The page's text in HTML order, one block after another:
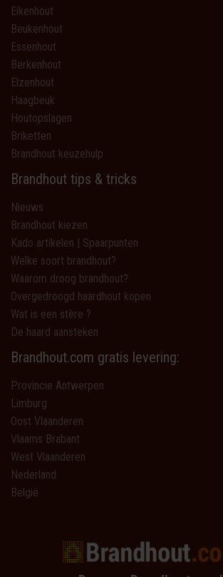
Eikenhout
Beukenhout
Essenhout
Berkenhout
Elzenhout
Haagbeuk
Houtopslagen
Briketten
Brandhout keuzehulp
Brandhout tips & tricks
Nieuws
Brandhout kiezen
Kado artikelen | Spaarpunten
Welke soort brandhout?
Waarom droog brandhout?
Overgedroogd haardhout kopen
Wat is een stère ?
De haard aansteken
Brandhout.com gratis levering:
Provincie Antwerpen
Limburg
Oost Vlaanderen
Vlaams Brabant
West Vlaanderen
Nederland
België